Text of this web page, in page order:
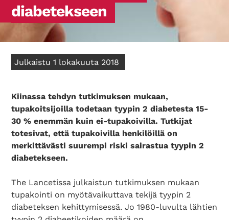
diabetekseen
Julkaistu 1 lokakuuta 2018
Kiinassa tehdyn tutkimuksen mukaan,
tupakoitsijoilla todetaan tyypin 2 diabetesta 15-
30 % enemmän kuin ei-tupakoivilla. Tutkijat
totesivat, että tupakoivilla henkilöillä on
merkittävästi suurempi riski sairastua tyypin 2
diabetekseen.
The Lancetissa julkaistun tutkimuksen mukaan
tupakointi on myötävaikuttava tekijä tyypin 2
diabeteksen kehittymisessä. Jo 1980-luvulta lähtien